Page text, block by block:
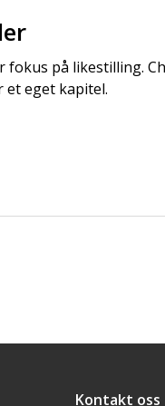
fokus på likestilling.
et eget kapitel.
Kontakt oss